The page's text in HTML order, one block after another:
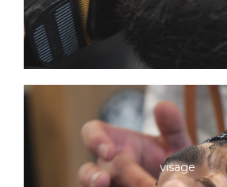
visage